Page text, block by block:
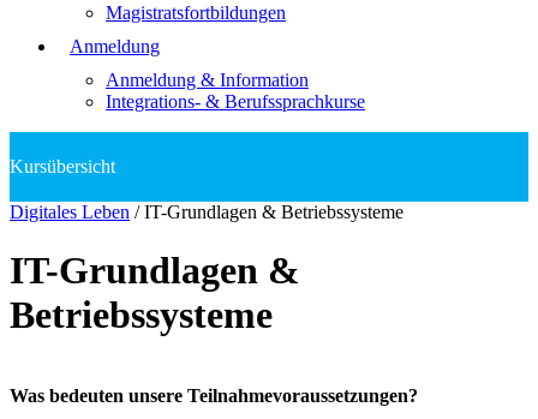
Magistratsfortbildungen
Anmeldung
Anmeldung & Information
Integrations- & Berufssprachkurse
Digitales Leben /IT-Grundlagen & Betriebssysteme
IT-Grundlagen &
Betriebssysteme
Was bedeuten unsere Teilnahmevoraussetzungen?